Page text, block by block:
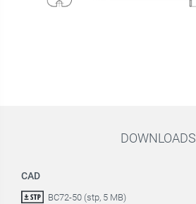
DOWNLOADS
CAD
BC72-50 (stp, 5 MB)